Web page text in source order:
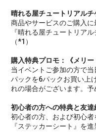
晴れる屋チュートリアルチ
商品やサービスのご購入
『晴れる屋チュートリア
（*1）
購入特典プロモ：《メリー
当イベントご参加の方で
パックを6パックお買い上
れの場合がございます。予
初心者の方への特典と友達
初心者の方、および初心
『ステッカーシート』を進